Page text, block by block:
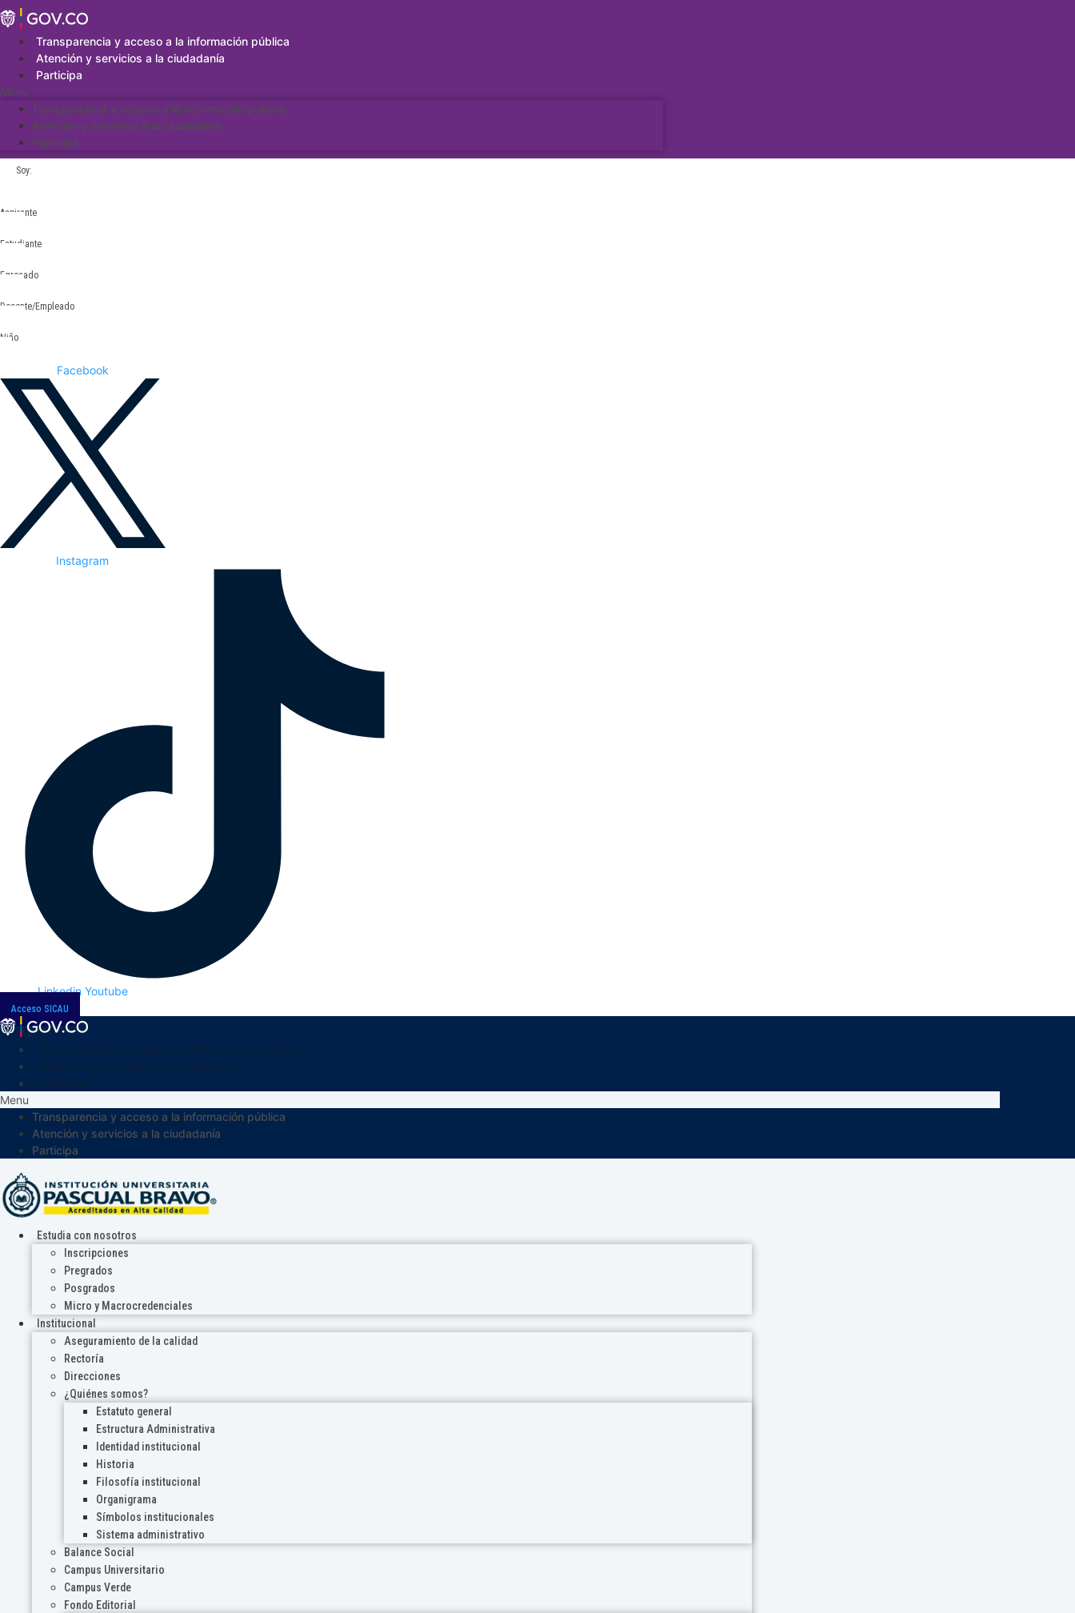
Saltar
al
contenidoTransparencia y acceso a la información pública
Atención y servicios a la ciudadanía
Participa
Menu
Transparencia y acceso a la información pública
Atención y servicios a la ciudadanía
Participa
Soy:
Aspirante
Estudiante
Egresado
Docente/Empleado
Niño
Facebook
Instagram
Linkedin Youtube
Acceso SICAU
Menu
Transparencia y acceso a la información pública
Atención y servicios a la ciudadanía
Participa
Estudia con nosotros
Inscripciones
Pregrados
Posgrados
Micro y Macrocredenciales
Institucional
Aseguramiento de la calidad
Rectoría
Direcciones
¿Quiénes somos?
Estatuto general
Estructura Administrativa
Identidad institucional
Historia
Filosofía institucional
Organigrama
Símbolos institucionales
Sistema administrativo
Balance Social
Campus Universitario
Campus Verde
Fondo Editorial